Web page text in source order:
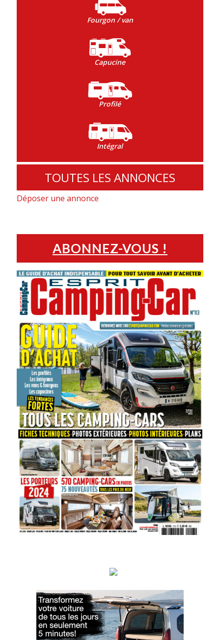
Fourgon / van
Capucine
Profilé
Intégral
TOUTES LES ANNONCES
Déposer une annonce
ABONNEZ-VOUS !